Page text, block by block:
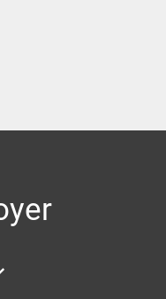
auszublenden
08:00 bis 18:00 Uhr